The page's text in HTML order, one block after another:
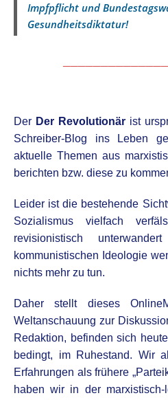
Impfpflicht und
Gesundheitsdiktatur!
Der Der Revolutionär ist
Schreiber-Blog ins Leben
aktuelle Themen aus
berichten bzw. diese zu
Leider ist die bestehende
Sozialismus vielfach
revisionistisch
kommunistischen Ideologie
nichts mehr zu tun.
Daher stellt dieses
Weltanschauung zur
Redaktion, befinden sich
bedingt, im Ruhestand. Wir
Erfahrungen als frühere
haben wir in der marxistisch-